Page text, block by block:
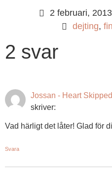
2 februari, 2013
dejting,
2 svar
Jossan - Heart
skriver:
Vad härligt det låter! Glad för
Svara